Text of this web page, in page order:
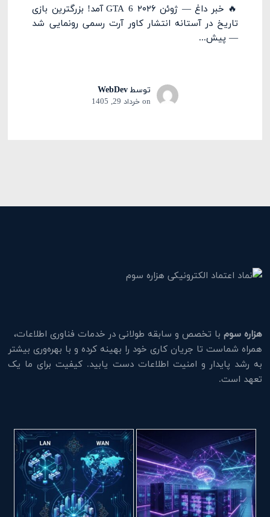
🔥 خبر داغ — ژوئن ۲۰۲۶ GTA 6 آمد! بزرگترین بازی
تاریخ در آستانه انتشار کاور آرت رسمی رونمایی شد
— پیش...
توسطWebDev
onخرداد 29, 1405
هزاره سوم با تخصص و سابقه طولانی در خدمات فناوری اطلاعات،
همراه شماست تا جریان کاری خود را بهینه کرده و با بهره‌وری بیشتر
به رشد پایدار و امنیت اطلاعات دست یابید. کیفیت برای ما یک
تعهد است.